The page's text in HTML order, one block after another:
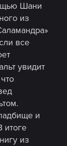
Шани
из
все
увидит
и
итоге
из